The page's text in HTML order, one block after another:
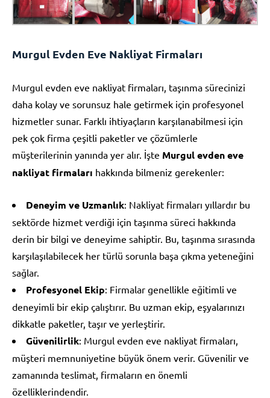
Murgul Evden Eve Nakliyat Firmaları
Murgul evden eve nakliyat firmaları, taşınma sürecinizi
daha kolay ve sorunsuz hale getirmek için profesyonel
hizmetler sunar. Farklı ihtiyaçların karşılanabilmesi için
pek çok firma çeşitli paketler ve çözümlerle
müşterilerinin yanında yer alır. İşte Murgul evden eve
nakliyat firmaları hakkında bilmeniz gerekenler:
Deneyim ve Uzmanlık: Nakliyat firmaları yıllardır bu
sektörde hizmet verdiği için taşınma süreci hakkında
derin bir bilgi ve deneyime sahiptir. Bu, taşınma sırasında
karşılaşılabilecek her türlü sorunla başa çıkma yeteneğini
sağlar.
Profesyonel Ekip: Firmalar genellikle eğitimli ve
deneyimli bir ekip çalıştırır. Bu uzman ekip, eşyalarınızı
dikkatle paketler, taşır ve yerleştirir.
Güvenilirlik: Murgul evden eve nakliyat firmaları,
müşteri memnuniyetine büyük önem verir. Güvenilir ve
zamanında teslimat, firmaların en önemli
özelliklerindendir.